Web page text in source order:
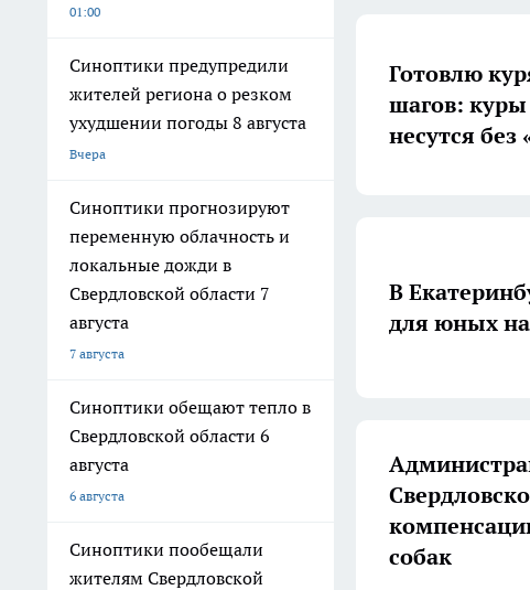
01:00
Синоптики предупредили
жителей региона о резком
ухудшении погоды 8 августа
Вчера
Синоптики прогнозируют
переменную облачность и
локальные дожди в
Свердловской области 7
августа
7 августа
Синоптики обещают тепло в
Свердловской области 6
августа
6 августа
Синоптики пообещали
жителям Свердловской
Готовлю
шагов: куры
несутся без
В
для юных
собак